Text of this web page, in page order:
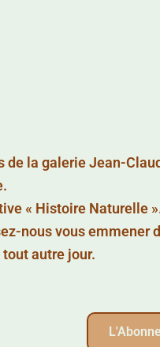
la galerie Jean-
« Histoire Naturelle
nous vous emmener
autre jour.